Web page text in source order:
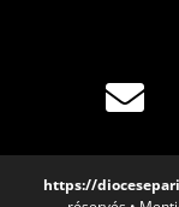
https://